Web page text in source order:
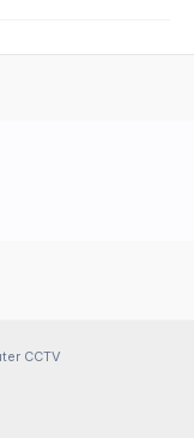
CCTV